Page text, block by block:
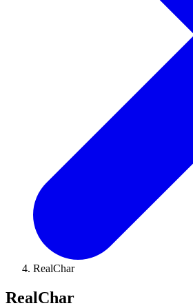
RealChar
RealChar